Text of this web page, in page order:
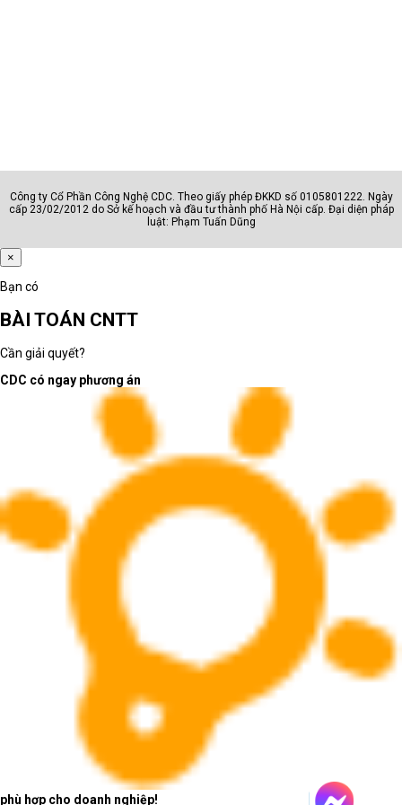
Tại Máy tính CDC, giá thấp nhất cho 1 chiếc máy in laser đen trắng
6. Mua máy in laser đen trắng Brother chính hãng và uy tín ở
Tại Máy tính CDC, được tài trợ bởi Brother, chúng mình cung cấp
những dòng máy in laser đen trắng Brother chất lượng cao, chính
hãng, bảo hành lâu năm với giá cả phù hợp với ngân sách của mọi
người dùng. Các bạn hãy nhanh chóng liên hệ với chúng mình qua
hotline và Website để được tư vấn chi tiết bởi đội ngũ nhân viên kinh
Công ty Cổ Phần Công Nghệ CDC. Theo giấy phép ĐKKD số 0105801222. Ngày
cấp 23/02/2012 do Sở kế hoạch và đầu tư thành phố Hà Nội cấp. Đại diện pháp
luật: Phạm Tuấn Dũng
×
Bạn có
BÀI TOÁN CNTT
Cần giải quyết?
CDC có ngay phương án
phù hợp cho doanh nghiệp!